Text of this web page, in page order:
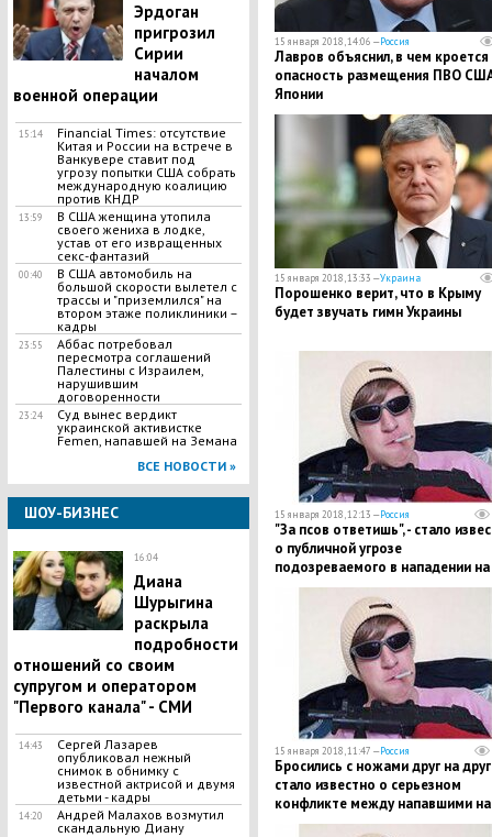
Эрдоган
пригрозил
Сирии
началом
военной операции
15:14
Financial Times: отсутствие
Китая и России на встрече в
Ванкувере ставит под
угрозу попытки США собрать
международную коалицию
против КНДР
13:59
В США женщина утопила
своего жениха в лодке,
устав от его извращенных
секс-фантазий
00:40
В США автомобиль на
большой скорости вылетел с
трассы и "приземлился" на
втором этаже поликлиники –
кадры
23:55
Аббас потребовал
пересмотра соглашений
Палестины с Израилем,
нарушившим
договоренности
23:24
Суд вынес вердикт
украинской активистке
Femen, напавшей на Земана
ВСЕ НОВОСТИ »
ШОУ-БИЗНЕС
16:04
Диана
Шурыгина
раскрыла
подробности
отношений со своим
супругом и оператором
"Первого канала" - СМИ
14:43
Сергей Лазарев
опубликовал нежный
снимок в обнимку с
известной актрисой и двумя
детьми - кадры
14:20
Андрей Малахов возмутил
скандальную Диану
15 января 2018, 14:06 —Россия
Лавров объяснил, в чем кроется
опасность размещения ПВО
Японии
15 января 2018, 13:33 —Украина
Порошенко верит, что в Крыму
будет звучать гимн Украины
15 января 2018, 12:13 —Россия
"За псов ответишь", - стало
о публичной угрозе
подозреваемого в нападении на
школу в Перми Биджакова
15 января 2018, 11:47 —Россия
Бросились с ножами друг на
стало известно о серьезном
конфликте между напавшими на
учеников школы № 127 в Перми